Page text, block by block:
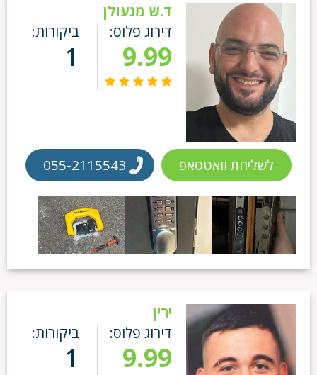
ד.ש מנעולן
דירוג פלוס:
9.99
ביקורות:
1
לשליחת וואטסאפ 055-2115543
ירין
דירוג פלוס:
9.99
ביקורות:
1